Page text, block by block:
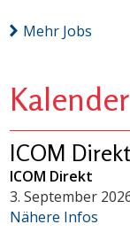
Mehr Jobs
Kalender
ICOM Direkt
ICOM Direkt
3. September
Nähere Infos